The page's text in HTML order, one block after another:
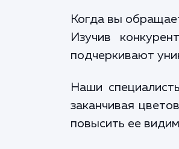
Когда вы
Изучив
подчеркивают
Наши
заканчивая
повысить ее